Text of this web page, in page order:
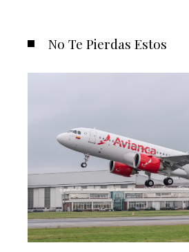
No Te Pierdas Estos